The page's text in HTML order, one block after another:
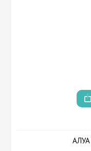
АЛУА